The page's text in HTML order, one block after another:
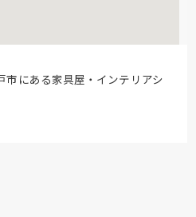
市にある家具屋・インテリアシ